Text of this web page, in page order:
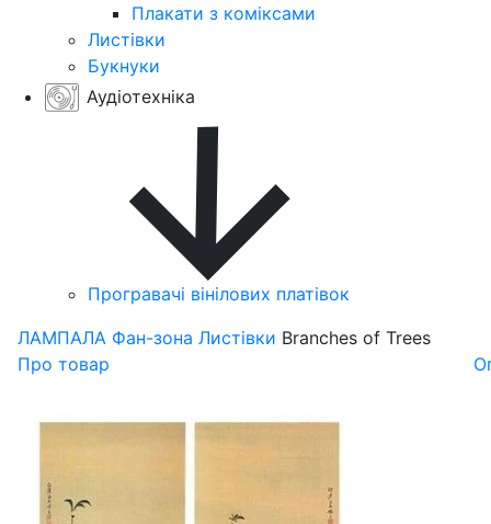
Плакати з коміксами
Листівки
Букнуки
Аудіотехніка
Програвачі вінілових платівок
ЛАМПАЛА Фан-зона Листівки Branches of Trees
Про товар